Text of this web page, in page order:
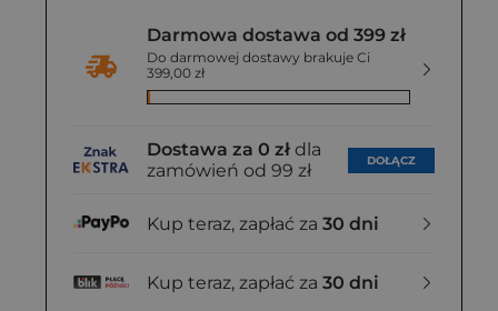
Darmowa dostawa od 399 zł
Do darmowej dostawy brakuje Ci
399,00 zł
Dostawa za 0 zł dla
zamówień od 99 zł
DOŁĄCZ
Kup teraz, zapłać za 30 dni
Kup teraz, zapłać za 30 dni